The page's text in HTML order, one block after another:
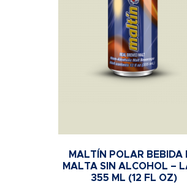
MALTÍN POLAR BEBIDA
MALTA SIN ALCOHOL –
355 ML (12 FL OZ)